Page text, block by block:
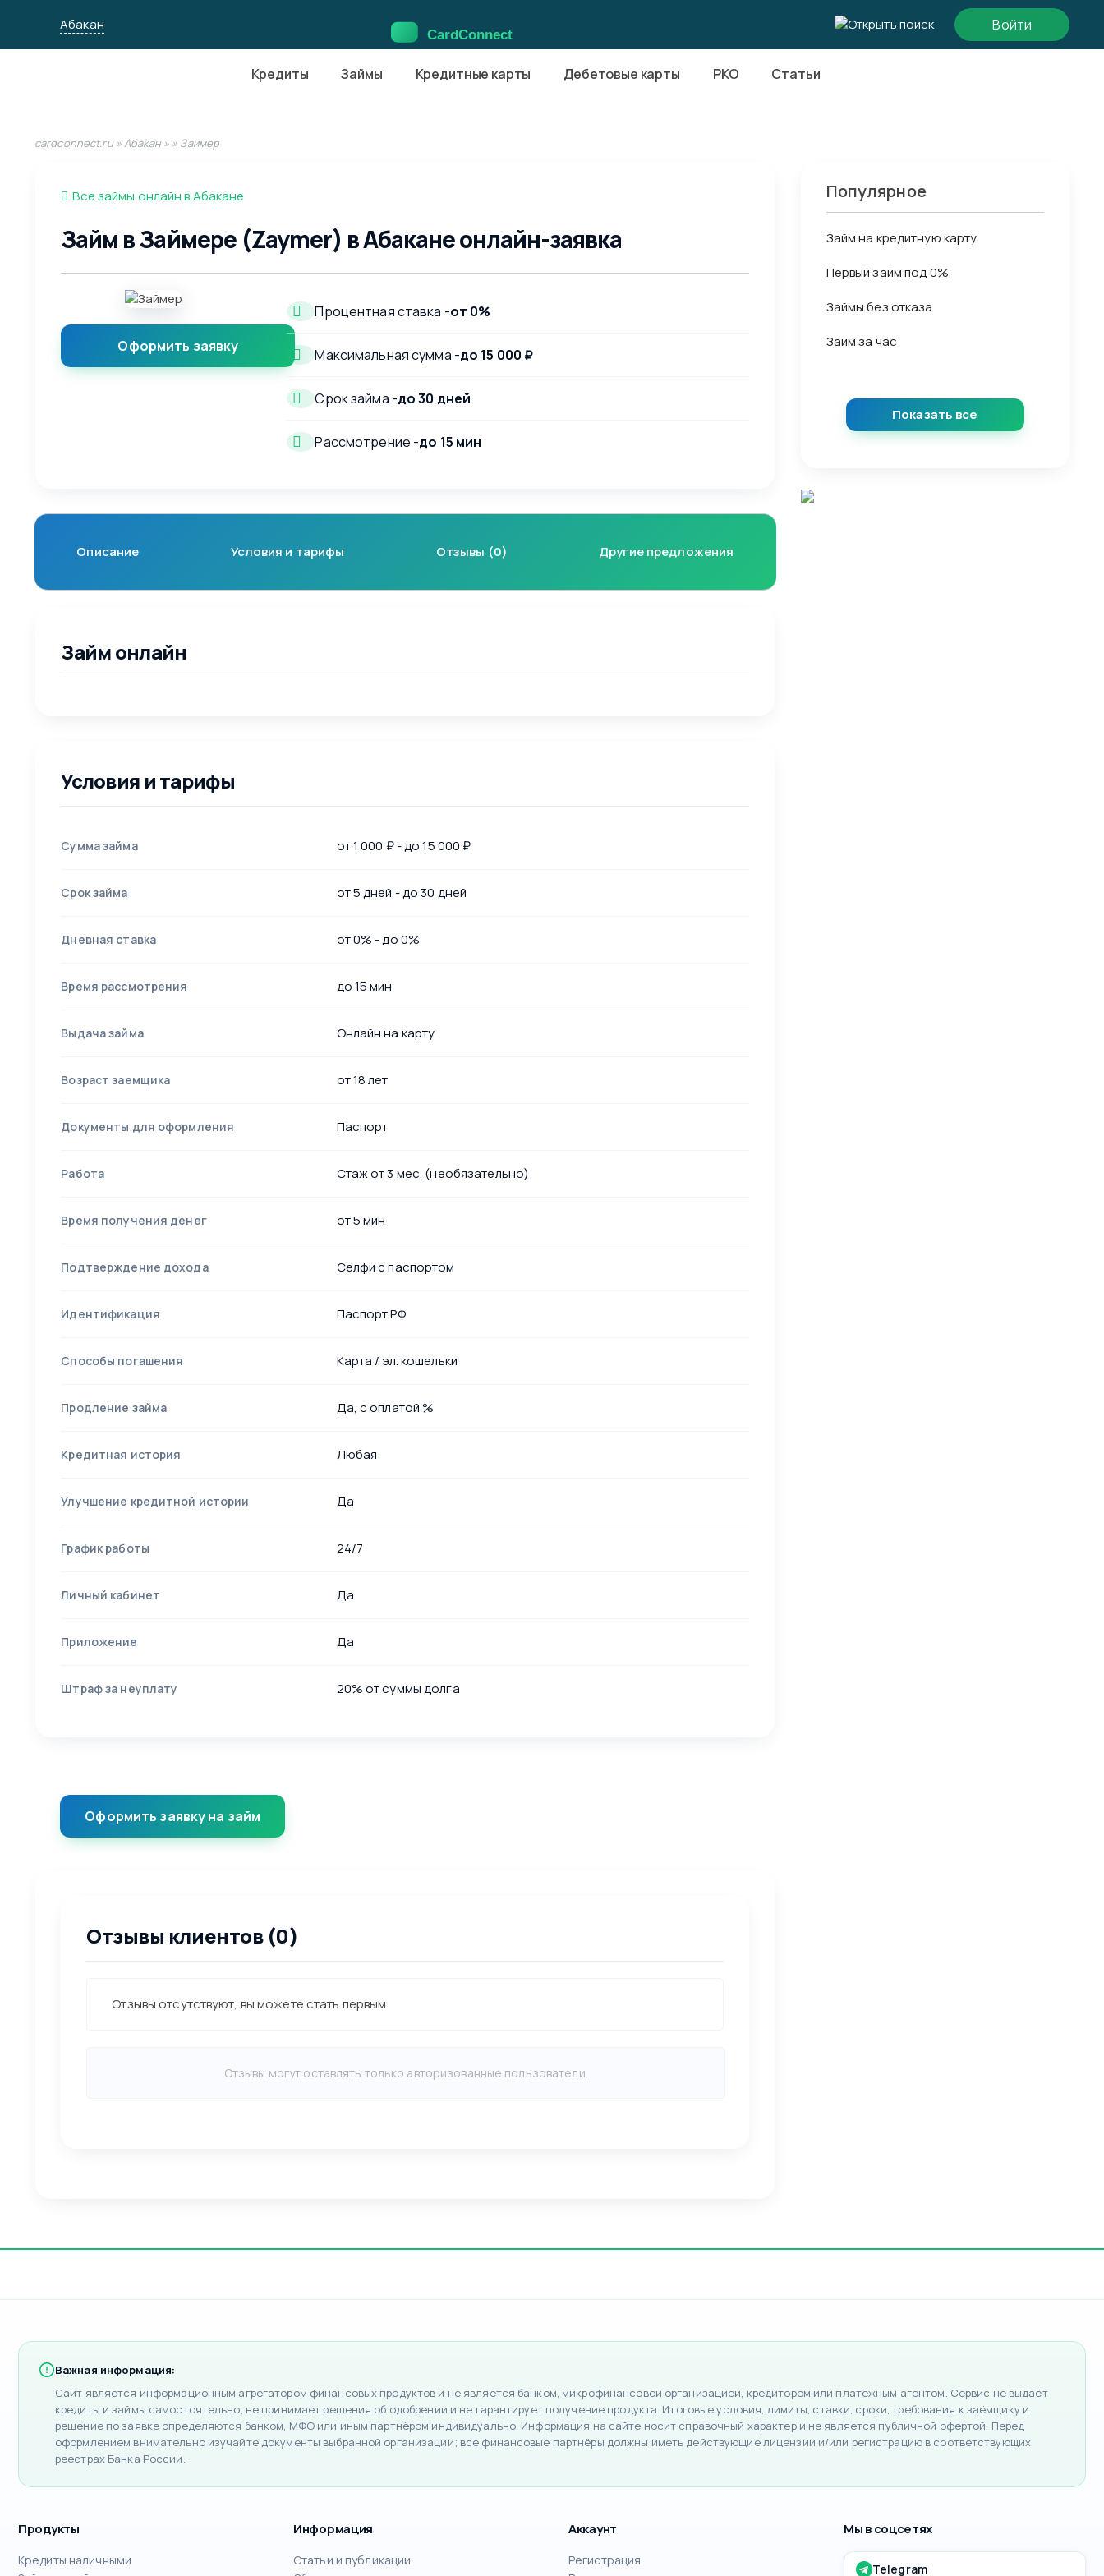
Абакан Войти
Кредиты Займы Кредитные карты Дебетовые карты РКО Статьи
cardconnect.ru»Абакан» » Займер
Все займы онлайн в Абакане
Займ в Займере (Zaymer) в Абакане онлайн-заявка
Оформить заявку
Процентная ставка -от 0%
Максимальная сумма -до 15 000 ₽
Срок займа -до 30 дней
Рассмотрение -до 15 мин
Описание Условия и тарифы Отзывы (0) Другие предложения
Займ онлайн
Условия и тарифы
Сумма займа от 1 000 ₽ - до 15 000 ₽
Срок займа от 5 дней - до 30 дней
Дневная ставка от 0% - до 0%
Время рассмотрения до 15 мин
Выдача займа Онлайн на карту
Возраст заемщика от 18 лет
Документы для оформления Паспорт
Работа Стаж от 3 мес. (необязательно)
Время получения денег от 5 мин
Подтверждение дохода Селфи с паспортом
Идентификация Паспорт РФ
Способы погашения Карта / эл. кошельки
Продление займа Да, с оплатой %
Кредитная история Любая
Улучшение кредитной истории Да
График работы 24/7
Личный кабинет Да
Приложение Да
Штраф за неуплату 20% от суммы долга
Оформить заявку на займ
Отзывы клиентов (0)
Отзывы отсутствуют, вы можете стать первым.
Отзывы могут оставлять только авторизованные пользователи.
Популярное
Займ на кредитную карту
Первый займ под 0%
Займы без отказа
Займ за час
Показать все
Важная информация:
Сайт является информационным агрегатором финансовых продуктов и не является банком, микрофинансовой организацией, кредитором или платёжным агентом. Сервис не выдаёт
кредиты и займы самостоятельно, не принимает решения об одобрении и не гарантирует получение продукта. Итоговые условия, лимиты, ставки, сроки, требования к заёмщику и
решение по заявке определяются банком, МФО или иным партнёром индивидуально. Информация на сайте носит справочный характер и не является публичной офертой. Перед
оформлением внимательно изучайте документы выбранной организации; все финансовые партнёры должны иметь действующие лицензии и/или регистрацию в соответствующих
реестрах Банка России.
Продукты
Кредиты наличными
Информация
Статьи и публикации
Аккаунт
Регистрация
Мы в соцсетях
Telegram